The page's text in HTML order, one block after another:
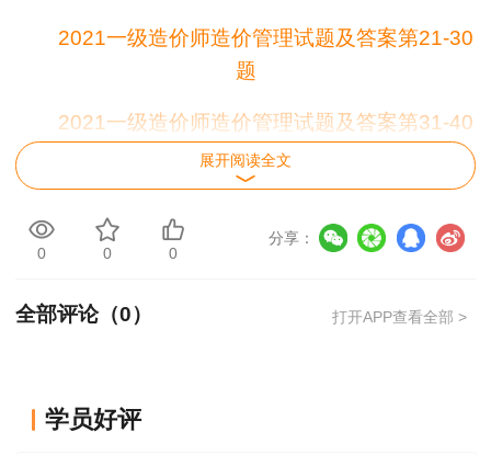
2021一级造价师造价管理试题及答案第21-30
题
2021一级造价师造价管理试题及答案第31-40
题
展开阅读全文
0 0 0
分享：
全部评论（0） 打开APP查看全部 >
学员好评